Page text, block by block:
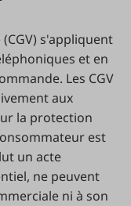
s'appliquent
et en
Les CGV
aux
la protection
est
un acte
ne peuvent
ni à son